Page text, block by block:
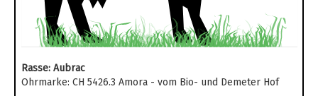
Rasse: Aubrac
Ohrmarke: CH 5426.3 Amora - vom Bio- und Demeter Hof